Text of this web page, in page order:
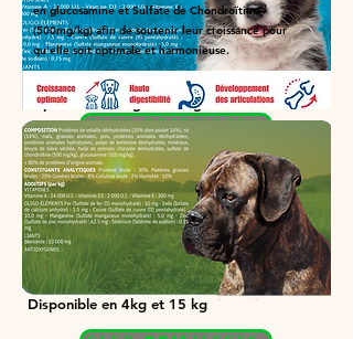
Disponible en 4kg et 15 kg
CLUB PRIVILEGES
4KG 15KG
en glucosamine et Sulfate de Chondroïtine
(500mg/kg) afin de soutenir leur croissance pour
qu'elle soit optimale et harmonieuse.
Disponible en 4kg et 15 kg